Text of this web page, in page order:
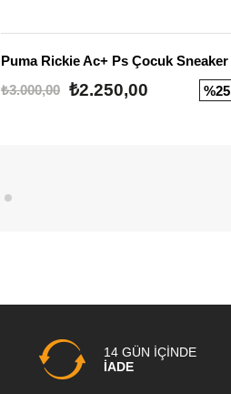
Puma Rickie Ac+ Ps Çocuk Sneaker
₺3.000,00 ₺2.250,00 %25
14 GÜN İÇİNDE
İADE